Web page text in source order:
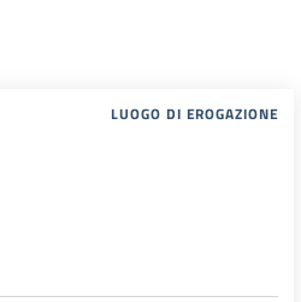
LUOGO DI EROGAZIONE